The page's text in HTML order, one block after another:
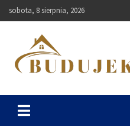
Skip
to
sobota, 8 sierpnia, 2026
Budujekspert